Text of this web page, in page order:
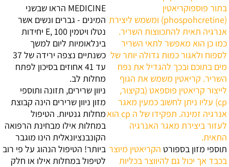
בתור פוספוקריאטין
(phospohcretine) ומשמש ליצירת
אנרגיה תאית להתכווצות השריר.
כמו כן הוא מאפשר לתאי השריר
לספוח ולאגור כמות גדולה יותר של
מים בתוכם ובכך להגדיל את נפח
השריר. קריאטין משמש את הגוף
לייצור קריאטין פוספאט (בקיצור,
cp) עליו ניתן לחשוב כמעין מאגר
אנרגיה זמינה. תפקידו של ה cp הוא
לעזור ביצירת מאגר האנרגיה
התאית.
תוספי מזון בספורט הקריאטין מיוצר
בכבד אך יכול גם להיווצר בכליות
MEDICINE הראו שבשני
המינים - גברים ונשים אשר
נטלו ויטמין E, 100 יחידות
בינלאומיות ליום למשך
כשנתיים נצפה ירידה של 37
עד 41 אחוזים בסיכון לפתח
מחלות לב.
ניוון שרירים, תזונה ותוספי
מזון ניוון שרירים הינה קבוצת
מחלות גנטיות. הטיפול
במחלות אילו מבחינת הרפואה
הקונבנציונאלית הינו מוגבר
ביותר! הטיפול הנהוג על פי רוב
לטיפול במחלות אילו או חלק